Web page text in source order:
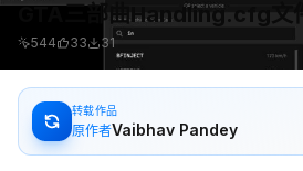
GTA三部曲Handling.cfg文
544 33 31
转载作品
原作者Vaibhav Pandey